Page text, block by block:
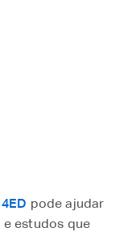
pode ajudar
estudos que